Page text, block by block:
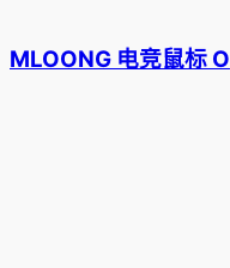
MLOONG 电竞鼠标 O